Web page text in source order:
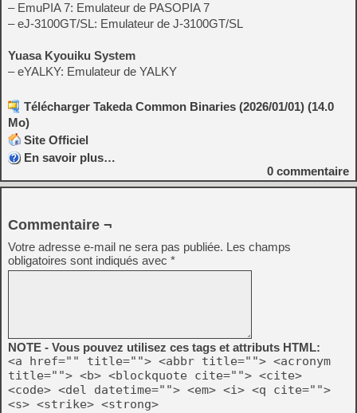
– EmuPIA 7: Emulateur de PASOPIA 7
– eJ-3100GT/SL: Emulateur de J-3100GT/SL
Yuasa Kyouiku System
– eYALKY: Emulateur de YALKY
Télécharger Takeda Common Binaries (2026/01/01) (14.0
Mo)
Site Officiel
En savoir plus…
0 commentaire
Commentaire ¬
Votre adresse e-mail ne sera pas publiée. Les champs
obligatoires sont indiqués avec *
NOTE - Vous pouvez utilisez ces tags et attributs HTML:
<a href="" title=""> <abbr title=""> <acronym
title=""> <b> <blockquote cite=""> <cite>
<code> <del datetime=""> <em> <i> <q cite="">
<s> <strike> <strong>